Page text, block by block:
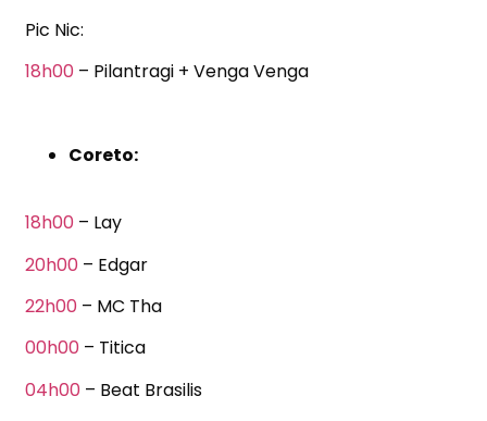
Pic Nic:
18h00 – Pilantragi + Venga Venga
Coreto:
18h00 – Lay
20h00 – Edgar
22h00 – MC Tha
00h00 – Titica
04h00 – Beat Brasilis